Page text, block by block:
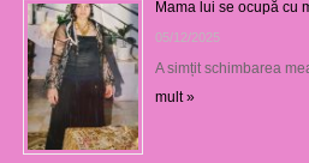
Mama lui se ocupă cu
05/12/2025
A simțit schimbarea
mult »